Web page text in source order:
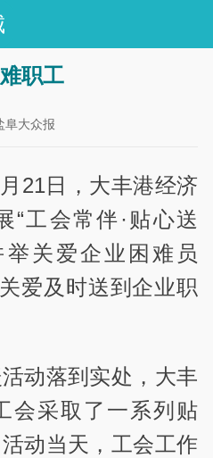
职工
阜大众报
21日，大丰港经济
“工会常伴·贴心送
关爱企业困难员
爱及时送到企业职
动落到实处，大丰
会采取了一系列贴
动当天，工会工作